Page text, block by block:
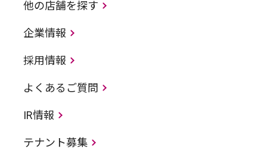
他の店舗を探す
企業情報
採用情報
よくあるご質問
IR情報
テナント募集